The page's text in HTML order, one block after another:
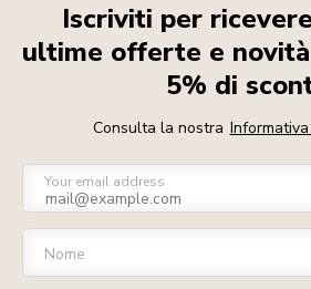
Iscriviti per
ultime offerte e
5% di
Consulta la nostra
Your email address
Nome